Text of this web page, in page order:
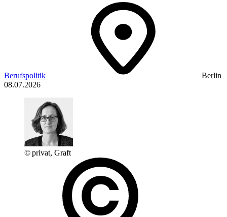
Berufspolitik
Berlin
08.07.2026
© privat, Graft